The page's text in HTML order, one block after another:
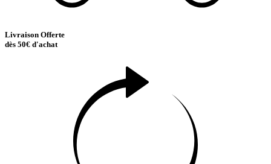
Livraison Offerte
dès 50€ d'achat